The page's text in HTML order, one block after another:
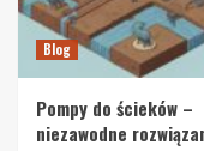
Blog
Pompy do ścieków –
niezawodne